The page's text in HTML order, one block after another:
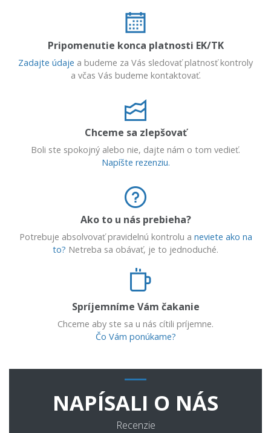
Pripomenutie konca platnosti EK/TK
Zadajte údaje a budeme za Vás sledovať platnosť kontroly
a včas Vás budeme kontaktovať.
Chceme sa zlepšovať
Boli ste spokojný alebo nie, dajte nám o tom vedieť.
Napíšte rezenziu.
Ako to u nás prebieha?
Potrebuje absolvovať pravidelnú kontrolu a neviete ako na
to? Netreba sa obávať, je to jednoduché.
Spríjemníme Vám čakanie
Chceme aby ste sa u nás cítili príjemne.
Čo Vám ponúkame?
NAPÍSALI O NÁS
Recenzie